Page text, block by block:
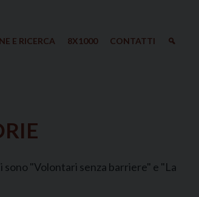
E RICERCA 8X1000 CONTATTI
"Volontari senza barriere" e "La